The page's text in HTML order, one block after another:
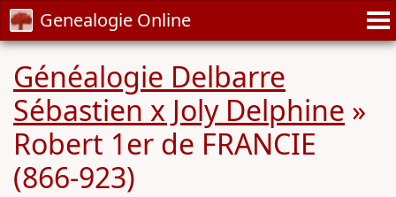
Genealogie Online
Généalogie Delbarre
Sébastien x Joly Delphine »
Robert 1er de FRANCIE
(866-923)